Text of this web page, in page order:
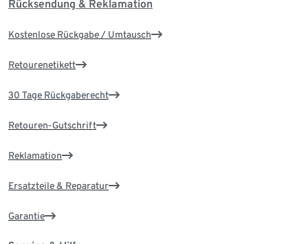
Rücksendung & Reklamation
Kostenlose Rückgabe / Umtausch
Retourenetikett
30 Tage Rückgaberecht
Retouren-Gutschrift
Reklamation
Ersatzteile & Reparatur
Garantie